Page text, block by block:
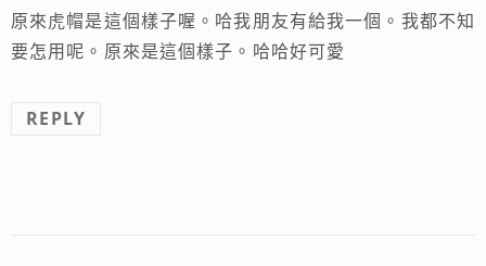
原來虎帽是這個樣子喔。哈我朋友有給我一個。我都不知
要怎用呢。原來是這個樣子。哈哈好可愛
REPLY